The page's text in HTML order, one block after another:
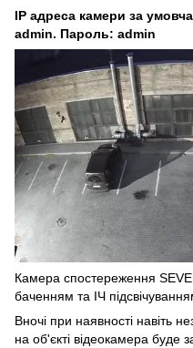
IP адреса камери за
admin. Пароль: admin
Камера спостереження
баченням та ІЧ
Вночі при наявності навіть
на об'єкті відеокамера буде